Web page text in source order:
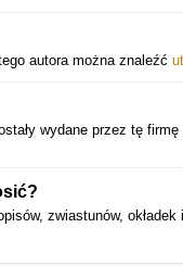
autora można znaleźć
wydane przez tę firmę
zwiastunów, okładek i